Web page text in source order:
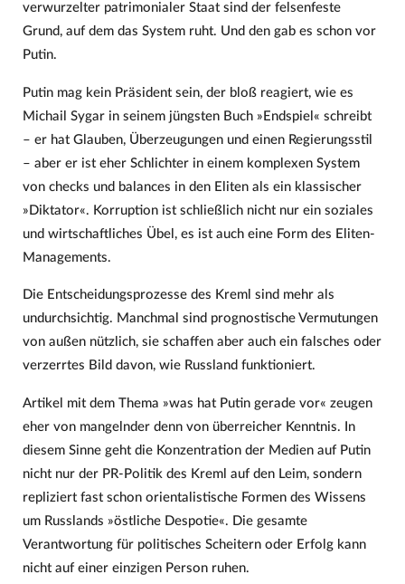
verwurzelter patrimonialer Staat sind der felsenfeste
Grund, auf dem das System ruht. Und den gab es schon vor
Putin.
Putin mag kein Präsident sein, der bloß reagiert, wie es
Michail Sygar in seinem jüngsten Buch »Endspiel« schreibt
– er hat Glauben, Überzeugungen und einen Regierungsstil
– aber er ist eher Schlichter in einem komplexen System
von checks und balances in den Eliten als ein klassischer
»Diktator«. Korruption ist schließlich nicht nur ein soziales
und wirtschaftliches Übel, es ist auch eine Form des Eliten-
Managements.
Die Entscheidungsprozesse des Kreml sind mehr als
undurchsichtig. Manchmal sind prognostische Vermutungen
von außen nützlich, sie schaffen aber auch ein falsches oder
verzerrtes Bild davon, wie Russland funktioniert.
Artikel mit dem Thema »was hat Putin gerade vor« zeugen
eher von mangelnder denn von überreicher Kenntnis. In
diesem Sinne geht die Konzentration der Medien auf Putin
nicht nur der PR-Politik des Kreml auf den Leim, sondern
repliziert fast schon orientalistische Formen des Wissens
um Russlands »östliche Despotie«. Die gesamte
Verantwortung für politisches Scheitern oder Erfolg kann
nicht auf einer einzigen Person ruhen.